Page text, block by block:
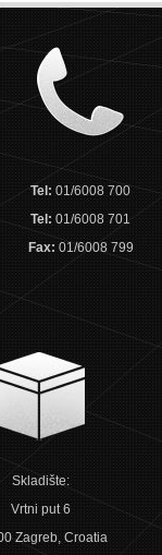
Tel:01/6008 700
Tel:01/6008 701
Fax: 01/6008 799
Skladište:
Vrtni put 6
Zagreb, Croatia